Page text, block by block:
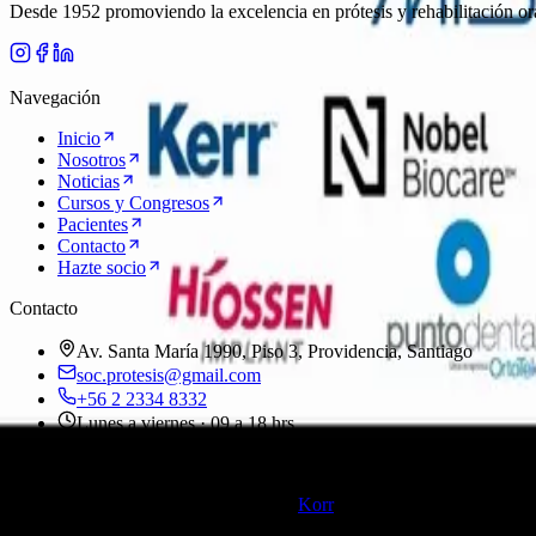
Desde 1952 promoviendo la excelencia en prótesis y rehabilitación
Navegación
Inicio
Nosotros
Noticias
Cursos y Congresos
Pacientes
Contacto
Hazte socio
Contacto
Av. Santa María 1990, Piso 3, Providencia, Santiago
soc.protesis@gmail.com
+56 2 2334 8332
Lunes a viernes · 09 a 18 hrs
Korr